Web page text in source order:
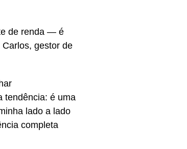
de renda — é
gestor de
tendência: é uma
lado a lado
completa